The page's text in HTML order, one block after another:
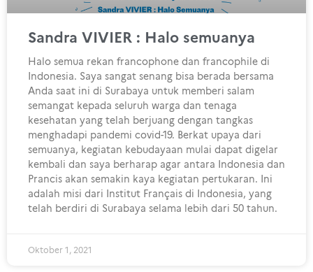
Sandra VIVIER : Halo semuanya
Halo semua rekan francophone dan francophile di
Indonesia. Saya sangat senang bisa berada bersama
Anda saat ini di Surabaya untuk memberi salam
semangat kepada seluruh warga dan tenaga
kesehatan yang telah berjuang dengan tangkas
menghadapi pandemi covid-19. Berkat upaya dari
semuanya, kegiatan kebudayaan mulai dapat digelar
kembali dan saya berharap agar antara Indonesia dan
Prancis akan semakin kaya kegiatan pertukaran. Ini
adalah misi dari Institut Français di Indonesia, yang
telah berdiri di Surabaya selama lebih dari 50 tahun.
Oktober 1, 2021